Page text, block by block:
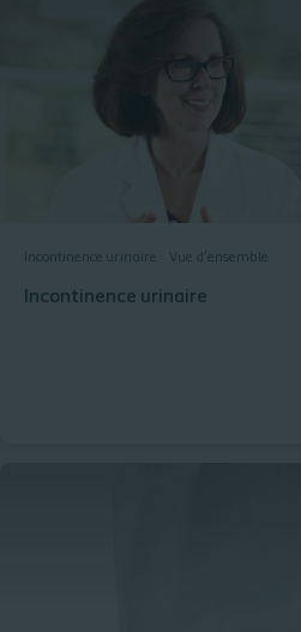
Incontinence urinaire Vue d'ensemble
Incontinence urinaire